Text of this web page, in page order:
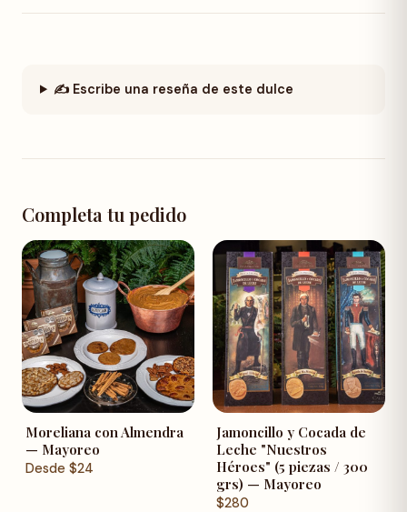
✍️ Escribe una reseña de este dulce
Completa tu pedido
Moreliana con Almendra
— Mayoreo
Desde $24
Jamoncillo y Cocada de
Leche "Nuestros
Héroes" (5 piezas / 300
grs) — Mayoreo
$280